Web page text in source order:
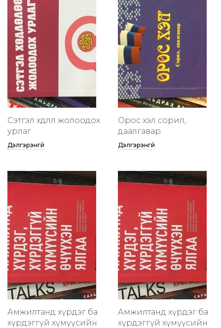
Сэтгэл хөдлөлөө жолоодох
урлаг
Дэлгэрэнгүй
Орос хэл сорил,
даалгавар
Дэлгэрэнгүй
Амжилтанд хүрдэг ба
хүрдэггүй хүмүүсийн
Амжилтанд хүрдэг ба
хүрдэггүй хүмүүсийн